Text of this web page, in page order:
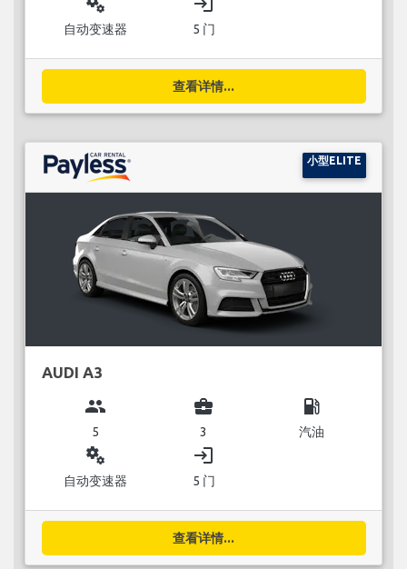
自动变速器 5 门
查看详情...
小型ELITE
AUDI A3
group
5
business_center
3
local_gas_station
汽油
miscellaneous_services
自动变速器
login
5 门
查看详情...